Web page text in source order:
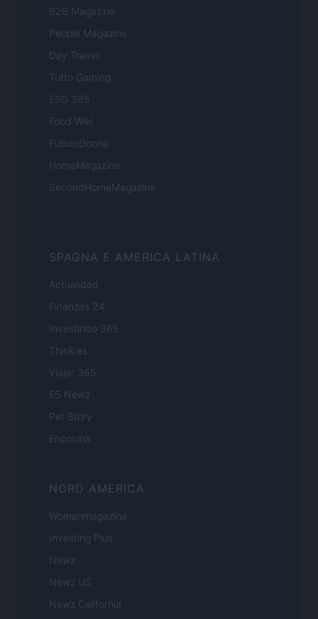
B2B Magazine
People Magazine
Day Travel
Tutto Gaming
ESG 365
Food Wiki
FuturoDonna
HomeMagazine
SecondHomeMagazine
SPAGNA E AMERICA LATINA
Actualidad
Finanzas 24
Investindo 365
Think.es
Viajar 365
ES Newz
Pet Story
Encocina
NORD AMERICA
Womanmagazine
Investing Plus
Newz
Newz US
Newz California